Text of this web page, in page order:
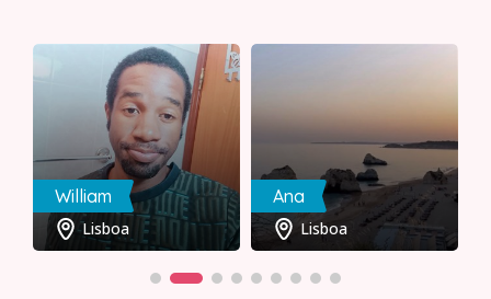
William
Lisboa
Ana
Lisboa